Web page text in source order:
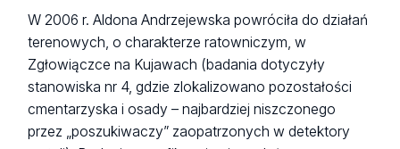
W 2006 r. Aldona Andrzejewska powróciła do działań
terenowych, o charakterze ratowniczym, w
Zgłowiączce na Kujawach (badania dotyczyły
stanowiska nr 4, gdzie zlokalizowano pozostałości
cmentarzyska i osady – najbardziej niszczonego
przez „poszukiwaczy” zaopatrzonych w detektory